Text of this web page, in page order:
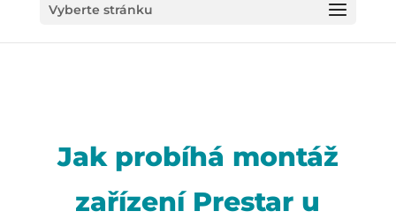
Vyberte stránku
Jak probíhá montáž
zařízení Prestar u